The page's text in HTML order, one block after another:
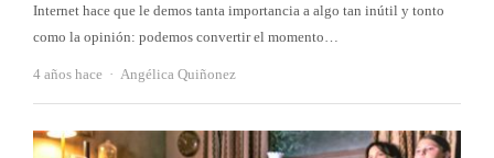
Internet hace que le demos tanta importancia a algo tan inútil y tonto
como la opinión: podemos convertir el momento…
4 años hace Autor
Angélica Quiñonez